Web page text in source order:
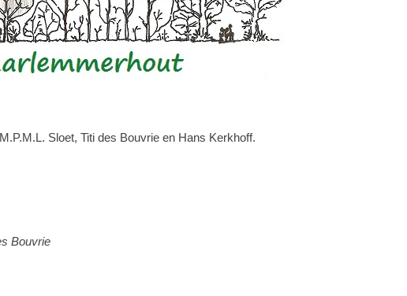
Sloet, Titi des Bouvrie en Hans Kerkhoff.
Bouvrie